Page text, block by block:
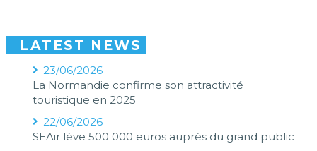
LATEST NEWS
23/06/2026
La Normandie confirme son attractivité
touristique en 2025
22/06/2026
SEAir lève 500 000 euros auprès du grand public